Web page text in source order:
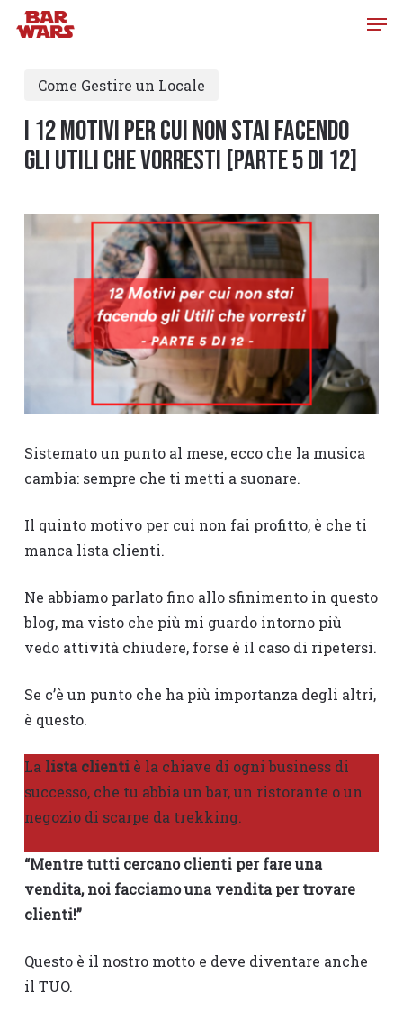
Skip
contentCome Gestire un Locale
I 12 MOTIVI PER CUI NON STAI FACENDO
GLI UTILI CHE VORRESTI [PARTE 5 di 12]
Sistemato un punto al mese, ecco che la musica
cambia: sempre che ti metti a suonare.
Il quinto motivo per cui non fai profitto, è che ti
manca lista clienti.
Ne abbiamo parlato fino allo sfinimento in questo
blog, ma visto che più mi guardo intorno più
vedo attività chiudere, forse è il caso di ripetersi.
Se c’è un punto che ha più importanza degli altri,
è questo.
La lista clientiè la chiave di ogni business di
successo, che tu abbia un bar, un ristorante o un
negozio di scarpe da trekking.
“Mentre tutti cercano clienti per fare una
vendita, noi facciamo una vendita per trovare
clienti!”
Questo è il nostro motto e deve diventare anche
il TUO.